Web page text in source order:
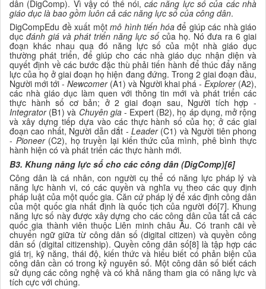
dân (DigComp). Vì vậy có thể nói,các năng lực số của các nhà
giáo dục là bao gồm luôn cả các năng lực số của công dân.
DigCompEdu đề xuất một mô hình tiến hóađể giúp các nhà giáo
dụcđánh giá và phát triển năng lực sốcủa họ. Nó đưa ra 6 giai
đoạn khác nhau qua đó năng lực số của một nhà giáo dục
thường phát triển, để giúp cho các nhà giáo dục nhận diện và
quyết định về các bước đặc thù phải tiến hành để thúc đẩy năng
lực của họ ở giai đoạn họ hiện đang đứng. Trong 2 giai đoạn đầu,
Người mới tới - Newcomer(A1) và Người khai phá - Explorer(A2),
các nhà giáo dục làm quen với thông tin mới và phát triển các
thực hành số cơ bản; ở 2 giai đoạn sau, Người tích hợp -
Integrator(B1) và Chuyên gia- Expert (B2), họ áp dụng, mở rộng
và xây dựng tiếp dựa vào các thực hành số của họ; ở các giai
đoạn cao nhất, Người dẫn dắt - Leader(C1) và Người tiên phong
- Pioneer(C2), họ truyền lại kiến thức của mình, phê bình thực
hành hiện có và phát triển các thực hành mới.
B3. Khung năng lực số cho các công dân (DigComp)[6]
Công dân là cá nhân, con người cụ thể có năng lực pháp lý và
năng lực hành vi, có các quyền và nghĩa vụ theo các quy định
pháp luật của một quốc gia. Căn cứ pháp lý để xác định công dân
của một quốc gia nhất định là quốc tịch của người đó[7]. Khung
năng lực số này được xây dựng cho các công dân của tất cả các
quốc gia thành viên thuộc Liên minh châu Âu. Có tranh cãi về
chuyển ngữ giữa từ công dân số (digital citizen) và quyền công
dân số (digital citizenship). Quyền công dân số[8] là tập hợp các
giá trị, kỹ năng, thái độ, kiến thức và hiểu biết có phản biện của
công dân cần có trong kỷ nguyên số. Một công dân số biết cách
sử dụng các công nghệ và có khả năng tham gia có năng lực và
tích cực với chúng.